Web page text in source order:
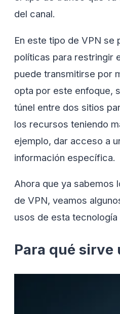
del canal.
En este tipo de VPN se
políticas para restringir
puede transmitirse por
opta por este enfoque,
túnel entre dos sitios
los recursos teniendo
ejemplo, dar acceso a
información específica.
Ahora que ya sabemos
de VPN, veamos
usos de esta tecnología
Para qué sirve